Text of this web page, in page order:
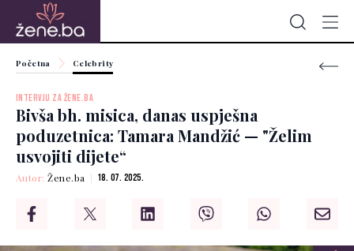
Početna Celebrity
INTERVJU ZA ŽENE.BA
Bivša bh. misica, danas uspješna
poduzetnica: Tamara Mandžić — "Želim
usvojiti dijete“
Autor:Žene.ba 18. 07. 2025.